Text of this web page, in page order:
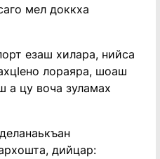
мел доккха
езаш хилара, нийса
лораяра, шоаш
а цу воча зуламах
дийцар: